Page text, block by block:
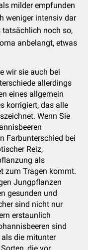
milder empfunden
weniger intensiv dar
tatsächlich noch so,
anbelangt, etwas
wir sie auch bei
allerdings
eines allgemein
korrigiert, das alle
Wenn Sie
Farbunterschied bei
Reiz,
als
zum Tragen kommt.
Jungpflanzen
gesunden und
sind nicht nur
erstaunlich
sind
die mitunter